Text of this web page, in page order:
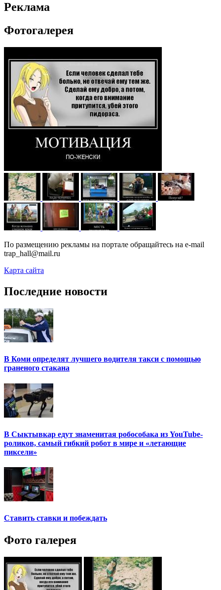
Реклама
Фотогалерея
По размещению рекламы на портале обращайтесь на e-mail
trap_hall@mail.ru
Карта сайта
Последние новости
В Коми определят лучшего водителя такси с помощью
граненого стакана
В Сыктывкар едут знаменитая робособака из YouTube-
роликов, самый гибкий робот в мире и «летающие
пиксели»
Ставить ставки и побеждать
Фото галерея